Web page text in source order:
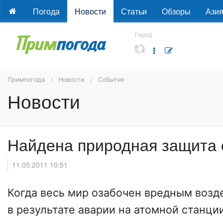
Погода Новости Статьи Обзоры Азия
Город
Примпогода Новости События
Новости
Найдена природная защита
11.05.2011 10:51
Когда весь мир озабочен вредным
в результате аварии на атомной